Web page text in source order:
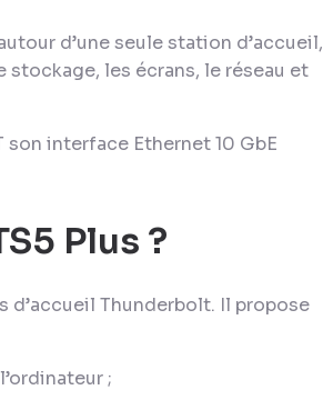
d’une seule station d’accueil,
les écrans, le réseau et
interface Ethernet 10 GbE
Plus ?
d’accueil Thunderbolt. Il propose
;